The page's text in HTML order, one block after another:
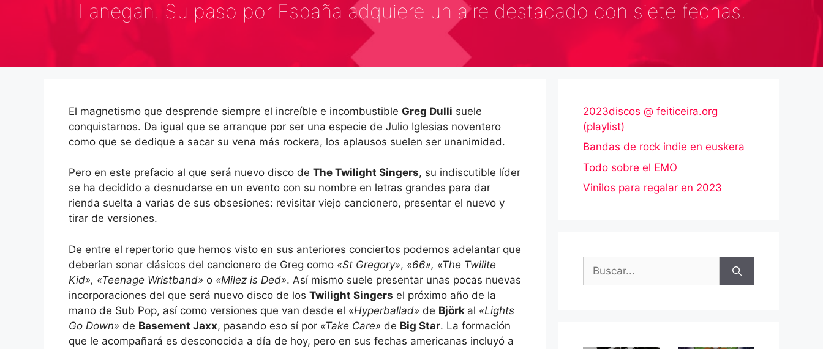
Lanegan. Su paso por España adquiere un aire destacado con siete fechas.
El magnetismo que desprende siempre el increíble e incombustible Greg Dulli suele
conquistarnos. Da igual que se arranque por ser una especie de Julio Iglesias noventero
como que se dedique a sacar su vena más rockera, los aplausos suelen ser unanimidad.
Pero en este prefacio al que será nuevo disco de The Twilight Singers, su indiscutible líder
se ha decidido a desnudarse en un evento con su nombre en letras grandes para dar
rienda suelta a varias de sus obsesiones: revisitar viejo cancionero, presentar el nuevo y
tirar de versiones.
De entre el repertorio que hemos visto en sus anteriores conciertos podemos adelantar que
deberían sonar clásicos del cancionero de Greg como «St Gregory», «66», «The Twilite
Kid», «Teenage Wristband» o «Milez is Ded». Así mismo suele presentar unas pocas nuevas
incorporaciones del que será nuevo disco de los Twilight Singers el próximo año de la
mano de Sub Pop, así como versiones que van desde el «Hyperballad» de Björk al «Lights
Go Down» de Basement Jaxx, pasando eso sí por «Take Care» de Big Star. La formación
que le acompañará es desconocida a día de hoy, pero en sus fechas americanas incluyó a
2023discos @ feiticeira.org
(playlist)
Bandas de rock indie en euskera
Todo sobre el EMO
Vinilos para regalar en 2023
Buscar: